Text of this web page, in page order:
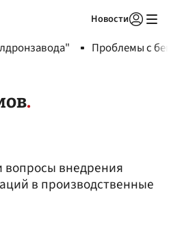
Новости
Проблемы с
вопросы внедрения
в производственные